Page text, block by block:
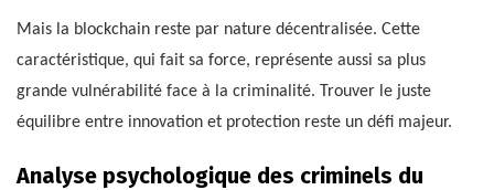
Mais la blockchain reste par nature décentralisée. Cette
caractéristique, qui fait sa force, représente aussi sa plus
grande vulnérabilité face à la criminalité. Trouver le juste
équilibre entre innovation et protection reste un défi majeur.
Analyse psychologique des criminels du